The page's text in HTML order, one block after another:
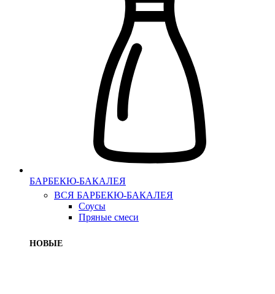
БАРБЕКЮ-БАКАЛЕЯ
ВСЯ БАРБЕКЮ-БАКАЛЕЯ
Соусы
Пряные смеси
НОВЫЕ